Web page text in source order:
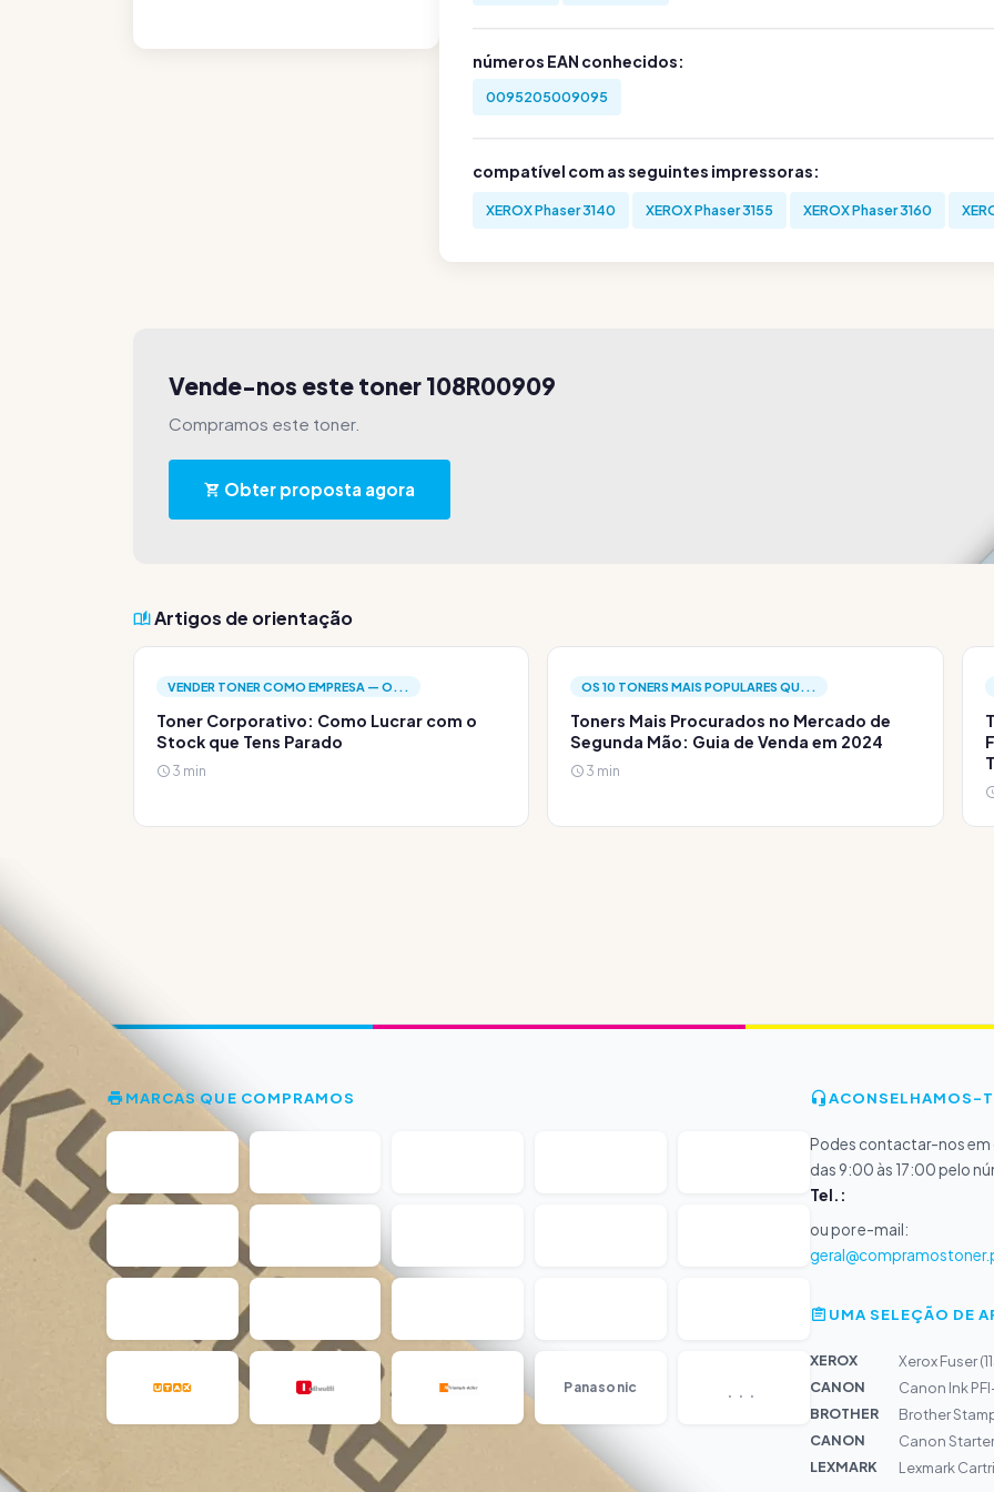
números EAN conhecidos:
0095205009095
compatível com as seguintes impressoras:
XEROX Phaser 3140 XEROX Phaser 3155 XEROX Phaser 3160
Vende-nos este toner 108R00909
Compramos este toner.
Obter proposta agora
Artigos de orientação
VENDER TONER COMO EMPRESA — O...
Toner Corporativo: Como Lucrar com o
Stock que Tens Parado
3 min
OS 10 TONERS MAIS POPULARES QU...
Toners Mais Procurados no Mercado de
Segunda Mão: Guia de Venda em 2024
3 min
MARCAS QUE COMPRAMOS
Panasonic ...
ACONSELHAMOS-
Podes contactar-nos em
das 9:00 às 17:00 pelo
Tel.:
ou por e-mail:
UMA SELEÇÃO DE
XEROX
Xerox Fuser
CANON
Canon Ink
BROTHER
Brother
CANON
Canon
LEXMARK
Lexmark